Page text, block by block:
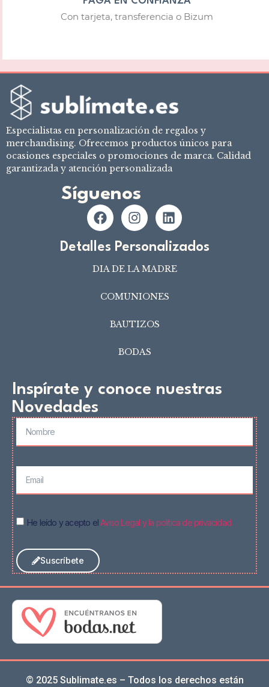
Con tarjeta, transferencia o Bizum
Especialistas en personalización de regalos y
merchandising. Ofrecemos productos únicos para
ocasiones especiales o promociones de marca. Calidad
garantizada y atención personalizada
Síguenos
Detalles Personalizados
DIA DE LA MADRE
COMUNIONES
BAUTIZOS
BODAS
Inspírate y conoce nuestras
Novedades
He leído y acepto elAviso Legal y la política de privacidad
Suscríbete
© 2025 Sublimate.es – Todos los derechos están